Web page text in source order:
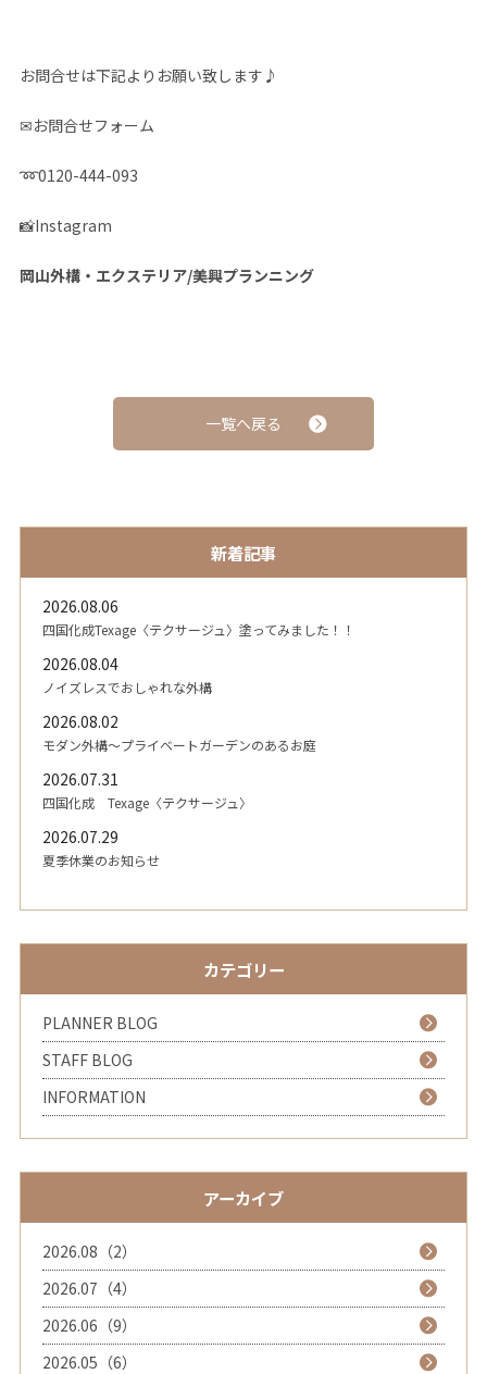
お問合せは下記よりお願い致します♪
✉お問合せフォーム
➿0120-444-093
📸Instagram
岡山外構・エクステリア/美興プランニング
一覧へ戻る
新着記事
2026.08.06
四国化成Texage〈テクサージュ〉塗ってみました！！
2026.08.04
ノイズレスでおしゃれな外構
2026.08.02
モダン外構～プライベートガーデンのあるお庭
2026.07.31
四国化成 Texage〈テクサージュ〉
2026.07.29
夏季休業のお知らせ
カテゴリー
PLANNER BLOG
STAFF BLOG
INFORMATION
アーカイブ
2026.08（2）
2026.07（4）
2026.06（9）
2026.05（6）